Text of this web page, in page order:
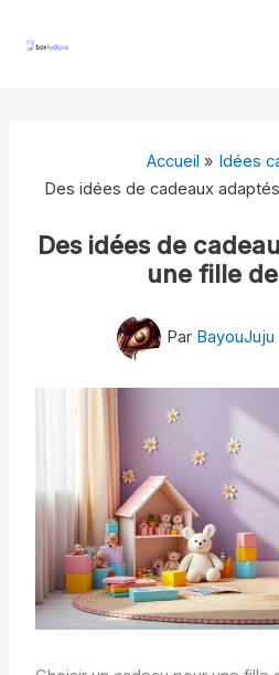
Accueil
Idées
Des idées de cadeaux
Des idées de
une fille
Par BayouJuju